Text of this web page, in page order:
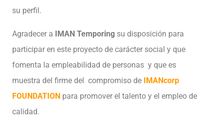
su perfil.
Agradecer a IMAN Temporing su disposición para
participar en este proyecto de carácter social y que
fomenta la empleabilidad de personas y que es
muestra del firme del compromiso de IMANcorp
FOUNDATION para promover el talento y el empleo de
calidad.